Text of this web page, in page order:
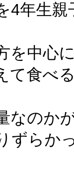
4年生親
を中心
て食べ
なのか
ずらか